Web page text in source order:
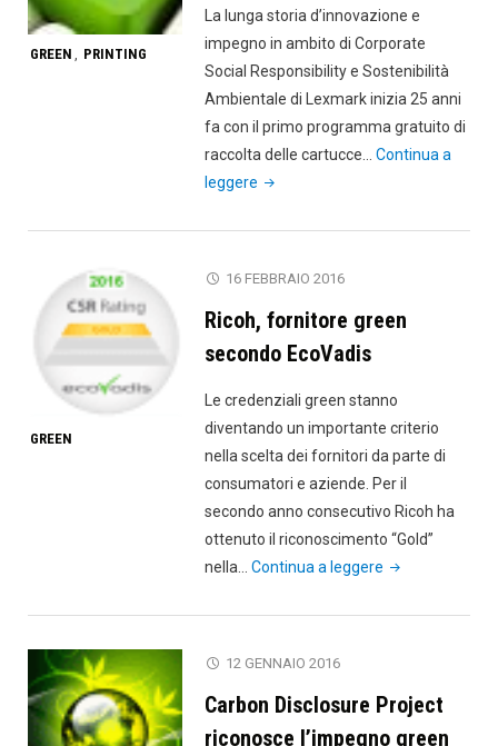
Onlineprinters"
GREEN , PRINTING
La lunga storia d’innovazione e
impegno in ambito di Corporate
Social Responsibility e Sostenibilità
Ambientale di Lexmark inizia 25 anni
fa con il primo programma gratuito di
raccolta delle cartucce…Continua a
leggere "Green
oltre:
tutta
sostenibilità"
GREEN
16 FEBBRAIO 2016
Ricoh, fornitore green
secondo EcoVadis
Le credenziali green stanno
diventando un importante criterio
nella scelta dei fornitori da parte di
consumatori e aziende. Per il
secondo anno consecutivo Ricoh ha
ottenuto il riconoscimento “Gold”
nella…Continua a leggere "Ricoh,
green
12 GENNAIO 2016
Carbon Disclosure Project
riconosce l’impegno green